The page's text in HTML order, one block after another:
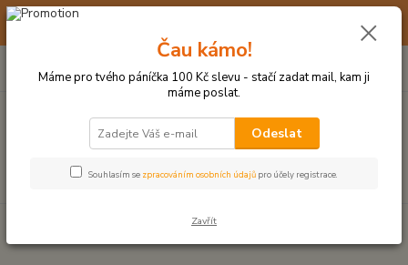
☀️ 10. - 14. SRPNA 2026 MÁME DOVOLENOU ☀️ OBJEDNÁVKY
Hledat
po–pá: 9–17 hod.
za0 Kč
HRAČKY Z TVRDÉ GUMY, PLASTU
Čau kámo!
Máme pro tvého páníčka 100 Kč slevu - stačí zadat mail, kam ji
máme poslat.
Odeslat
Souhlasím se zpracováním osobních údajů pro účely registrace.
Zavřít